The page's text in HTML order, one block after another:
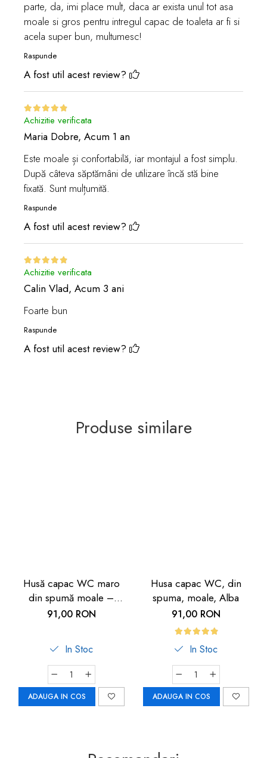
parte, da, imi place mult, daca ar exista unul tot asa
moale si gros pentru intregul capac de toaleta ar fi si
acela super bun, multumesc!
Raspunde
A fost util acest review?
Achizitie verificata
Maria Dobre, Acum 1 an
Este moale și confortabilă, iar montajul a fost simplu.
După câteva săptămâni de utilizare încă stă bine
fixată. Sunt mulțumită.
Raspunde
A fost util acest review?
Achizitie verificata
Calin Vlad, Acum 3 ani
Foarte bun
Raspunde
A fost util acest review?
Produse similare
Husă capac WC maro
din spumă moale –
confort și igienă
91,00 RON
In Stoc
ADAUGA IN COS
Husa capac WC, din
spuma, moale, Alba
91,00 RON
In Stoc
ADAUGA IN COS